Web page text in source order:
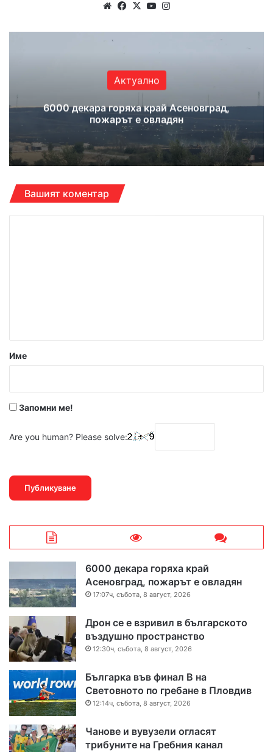
WebsiteFacebook
X YouTube
Актуално
6000 декара горяха край Асеновград,
пожарът е овладян
Вашият коментар
р
Име
Запомни ме!
Are you human? Please solve:
6000 декара горяха край
Асеновград, пожарът е овладян
17:07ч, събота, 8 август, 2026
Дрон се е взривил в българското
въздушно пространство
12:30ч, събота, 8 август, 2026
Българка във финал B на
Световното по гребане в Пловдив
12:14ч, събота, 8 август, 2026
Чанове и вувузели огласят
трибуните на Гребния канал